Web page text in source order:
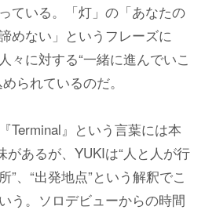
ている。「灯」の「あなたの
ない」というフレーズに
々に対する“一緒に進んでいこ
られているのだ。
Terminal』という言葉には本
があるが、YUKIは“人と人が行
”、“出発地点”という解釈でこ
う。ソロデビューからの時間